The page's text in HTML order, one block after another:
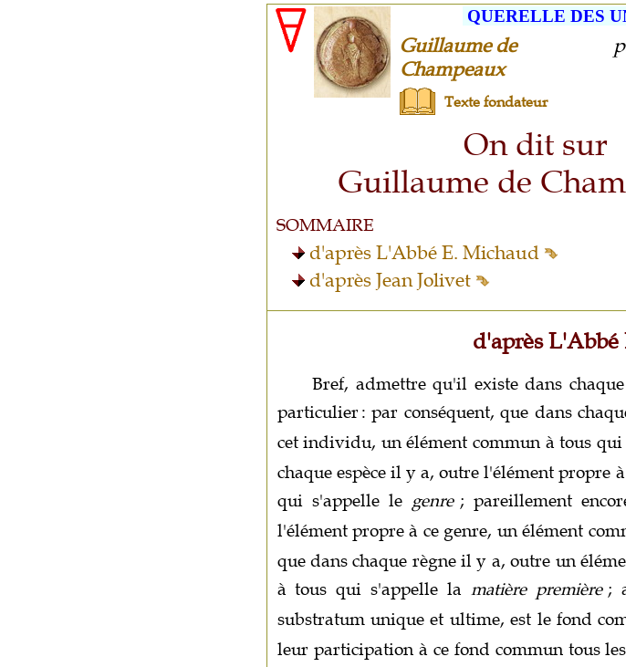
QUERELLE DES
Guillaume de
Champeaux
Texte fondateur
On dit sur
Guillaume de
SOMMAIRE
d'après L'Abbé E. Michaud
d'après Jean Jolivet
d'après
Bref, admettre qu'il existe dans
particulier : par conséquent, que dans
cet individu, un élément commun à tous
chaque espèce il y a, outre l'élément propre
qui s'appelle le genre ; pareillement
l'élément propre à ce genre, un élément
que dans chaque règne il y a, outre un
à tous qui s'appelle la matière première ;
substratum unique et ultime, est le fond
leur participation à ce fond commun tous